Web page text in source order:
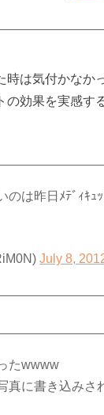
時は気付かなか
の効果を実感す
のは昨日ﾒﾃﾞｨｷｭ
July 8,
たwwww
真に書き込みさ